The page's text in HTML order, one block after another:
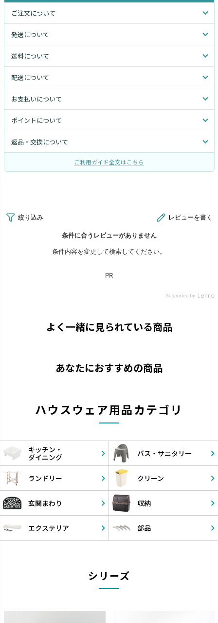
ご注文について
発送について
送料について
配送について
お支払いについて
ポイントについて
返品・交換について
ご利用ガイド全文はこちら
よく一緒に見られている商品
あなたにおすすめの商品
ハウスウェア用品カテゴリ
キッチン・
ダイニング
バス・ サニタリー
ランドリー クリーン
玄関まわり 収納
エクステリア 部品
シリーズ